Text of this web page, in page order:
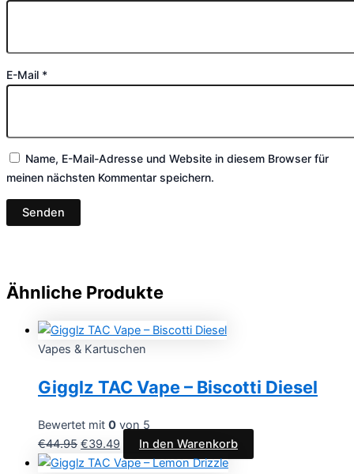
E-Mail *
Name, E-Mail-Adresse und Website in diesem Browser für
meinen nächsten Kommentar speichern.
Ähnliche Produkte
Vapes & Kartuschen
Gigglz TAC Vape – Biscotti Diesel
Bewertet mit 0 von 5
€44.95 €39.49 In den Warenkorb